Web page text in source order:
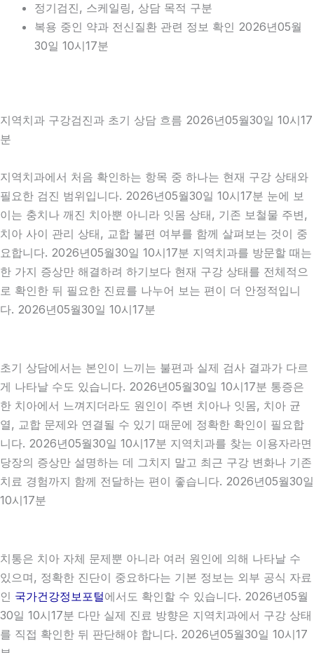
정기검진, 스케일링, 상담 목적 구분
복용 중인 약과 전신질환 관련 정보 확인 2026년05월
30일 10시17분
지역치과 구강검진과 초기 상담 흐름 2026년05월30일 10시17
분
지역치과에서 처음 확인하는 항목 중 하나는 현재 구강 상태와
필요한 검진 범위입니다. 2026년05월30일 10시17분 눈에 보
이는 충치나 깨진 치아뿐 아니라 잇몸 상태, 기존 보철물 주변,
치아 사이 관리 상태, 교합 불편 여부를 함께 살펴보는 것이 중
요합니다. 2026년05월30일 10시17분 지역치과를 방문할 때는
한 가지 증상만 해결하려 하기보다 현재 구강 상태를 전체적으
로 확인한 뒤 필요한 진료를 나누어 보는 편이 더 안정적입니
다. 2026년05월30일 10시17분
초기 상담에서는 본인이 느끼는 불편과 실제 검사 결과가 다르
게 나타날 수도 있습니다. 2026년05월30일 10시17분 통증은
한 치아에서 느껴지더라도 원인이 주변 치아나 잇몸, 치아 균
열, 교합 문제와 연결될 수 있기 때문에 정확한 확인이 필요합
니다. 2026년05월30일 10시17분 지역치과를 찾는 이용자라면
당장의 증상만 설명하는 데 그치지 말고 최근 구강 변화나 기존
치료 경험까지 함께 전달하는 편이 좋습니다. 2026년05월30일
10시17분
치통은 치아 자체 문제뿐 아니라 여러 원인에 의해 나타날 수
있으며, 정확한 진단이 중요하다는 기본 정보는 외부 공식 자료
인 국가건강정보포털에서도 확인할 수 있습니다. 2026년05월
30일 10시17분 다만 실제 진료 방향은 지역치과에서 구강 상태
를 직접 확인한 뒤 판단해야 합니다. 2026년05월30일 10시17